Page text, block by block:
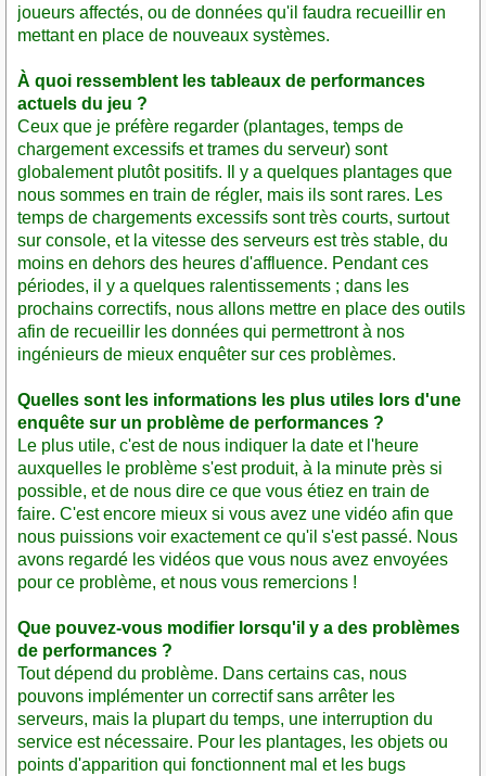
joueurs affectés, ou de données qu'il faudra recueillir en
mettant en place de nouveaux systèmes.
À quoi ressemblent les tableaux de performances
actuels du jeu ?
Ceux que je préfère regarder (plantages, temps de
chargement excessifs et trames du serveur) sont
globalement plutôt positifs. Il y a quelques plantages que
nous sommes en train de régler, mais ils sont rares. Les
temps de chargements excessifs sont très courts, surtout
sur console, et la vitesse des serveurs est très stable, du
moins en dehors des heures d'affluence. Pendant ces
périodes, il y a quelques ralentissements ; dans les
prochains correctifs, nous allons mettre en place des outils
afin de recueillir les données qui permettront à nos
ingénieurs de mieux enquêter sur ces problèmes.
Quelles sont les informations les plus utiles lors d'une
enquête sur un problème de performances ?
Le plus utile, c'est de nous indiquer la date et l'heure
auxquelles le problème s'est produit, à la minute près si
possible, et de nous dire ce que vous étiez en train de
faire. C'est encore mieux si vous avez une vidéo afin que
nous puissions voir exactement ce qu'il s'est passé. Nous
avons regardé les vidéos que vous nous avez envoyées
pour ce problème, et nous vous remercions !
Que pouvez-vous modifier lorsqu'il y a des problèmes
de performances ?
Tout dépend du problème. Dans certains cas, nous
pouvons implémenter un correctif sans arrêter les
serveurs, mais la plupart du temps, une interruption du
service est nécessaire. Pour les plantages, les objets ou
points d'apparition qui fonctionnent mal et les bugs